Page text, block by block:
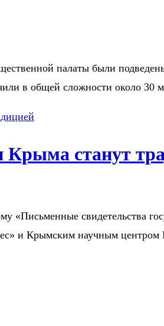
палаты были
в общей сложности около 30
станут
«Письменные свидетельства
и Крымским научным